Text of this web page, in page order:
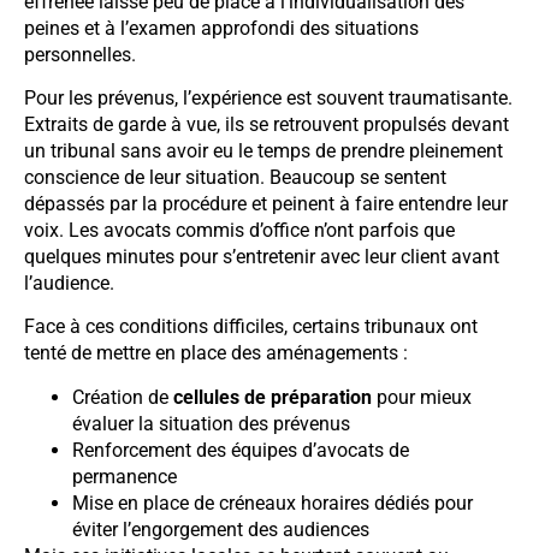
peines et à l’examen approfondi des situations
personnelles.
Pour les prévenus, l’expérience est souvent traumatisante.
Extraits de garde à vue, ils se retrouvent propulsés devant
un tribunal sans avoir eu le temps de prendre pleinement
conscience de leur situation. Beaucoup se sentent
dépassés par la procédure et peinent à faire entendre leur
voix. Les avocats commis d’office n’ont parfois que
quelques minutes pour s’entretenir avec leur client avant
l’audience.
Face à ces conditions difficiles, certains tribunaux ont
tenté de mettre en place des aménagements :
Création de cellules de préparation pour mieux
évaluer la situation des prévenus
Renforcement des équipes d’avocats de
permanence
Mise en place de créneaux horaires dédiés pour
éviter l’engorgement des audiences